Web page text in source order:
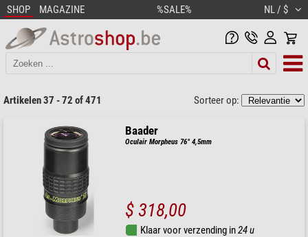
SHOP MAGAZINE %SALE% NL / $
Artikelen 37 - 72 of 471 Sorteer op:
Baader
Oculair Morpheus 76° 4,5mm
$ 318,00
Klaar voor verzending in24 u